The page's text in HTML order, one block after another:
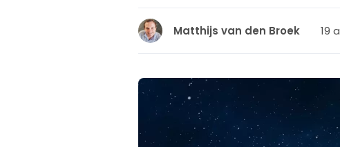
Matthijs van den Broek 19